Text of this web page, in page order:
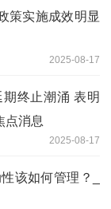
策实施成效明显
2025-08-17
终止潮涌 表明
点消息
2025-08-17
该如何管理？_